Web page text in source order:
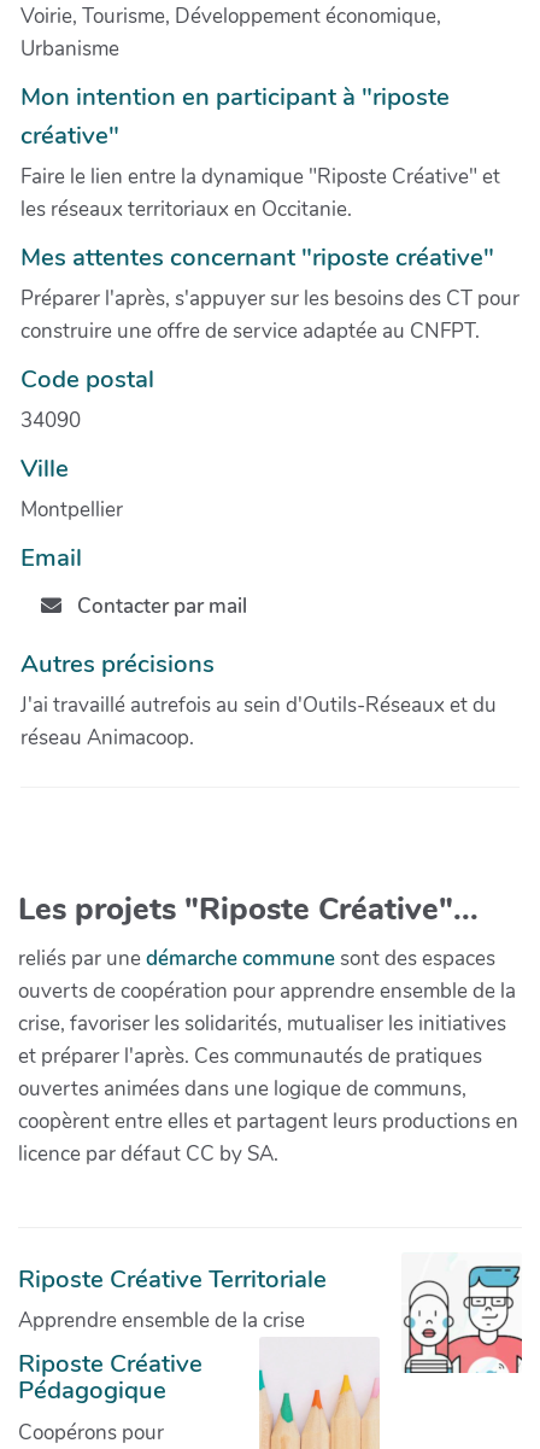
Voirie, Tourisme, Développement économique,
Urbanisme
Mon intention en participant à "riposte
créative"
Faire le lien entre la dynamique "Riposte Créative" et
les réseaux territoriaux en Occitanie.
Mes attentes concernant "riposte créative"
Préparer l'après, s'appuyer sur les besoins des CT pour
construire une offre de service adaptée au CNFPT.
Code postal
34090
Ville
Montpellier
Email
Contacter par mail
Autres précisions
J'ai travaillé autrefois au sein d'Outils-Réseaux et du
réseau Animacoop.
Les projets "Riposte Créative"...
reliés par unedémarche communesont des espaces
ouverts de coopération pour apprendre ensemble de la
crise, favoriser les solidarités, mutualiser les initiatives
et préparer l'après. Ces communautés de pratiques
ouvertes animées dans une logique de communs,
coopèrent entre elles et partagent leurs productions en
licence par défaut CC by SA.
Riposte Créative Territoriale
Apprendre ensemble de la crise
Riposte Créative
Pédagogique
Coopérons pour